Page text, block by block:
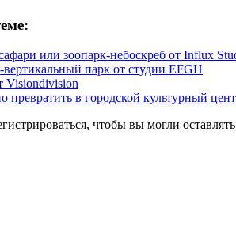
или зоопарк-небоскреб от Influx
вертикальный парк от студии EFGH
Visiondivision
превратить в городской культурный
чтобы вы могли